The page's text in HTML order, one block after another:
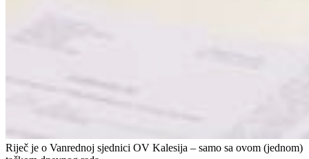
Riječ je o Vanrednoj sjednici OV Kalesija – samo sa ovom (jednom)